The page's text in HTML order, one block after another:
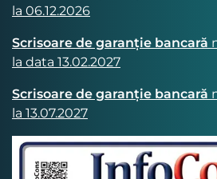
la 06.12.2026
Scrisoare de garanție bancară
la data 13.02.2027
Scrisoare de garanție bancară
la 13.07.2027